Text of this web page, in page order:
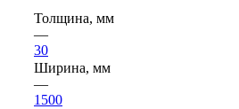
Толщина, мм
—
30
Ширина, мм
—
1500